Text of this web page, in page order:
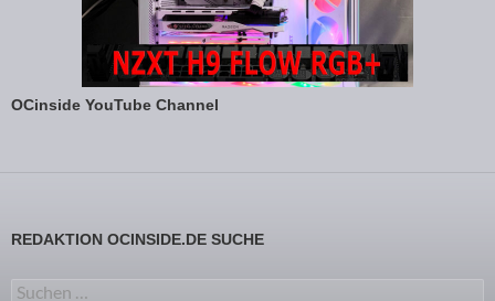
OCinside YouTube Channel
REDAKTION OCINSIDE.DE SUCHE
Suchen nach: